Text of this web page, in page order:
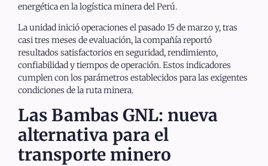
energética en la logística minera del Perú.
La unidad inició operaciones el pasado 15 de marzo y, tras
casi tres meses de evaluación, la compañía reportó
resultados satisfactorios en seguridad, rendimiento,
confiabilidad y tiempos de operación. Estos indicadores
cumplen con los parámetros establecidos para las exigentes
condiciones de la ruta minera.
Las Bambas GNL: nueva
alternativa para el
transporte minero